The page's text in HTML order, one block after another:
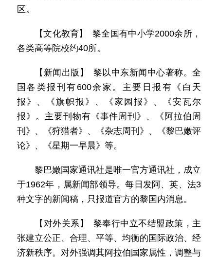
区。
【文化教育】 黎全国有中小学2000余所，
各类高等院校约40所。
【新闻出版】 黎以中东新闻中心著称。全
国各类报刊有600余家。主要日报有《白天
报》、《旗帜报》、《家园报》、《安瓦尔
报》。主要刊物有《事件周刊》、《阿拉伯周
刊》、《狩猎者》、《杂志周刊》、《黎巴嫩评
论》、《星期一早晨》等。
黎巴嫩国家通讯社是唯一官方通讯社，成立
于1962年，属新闻部领导。每日发阿、英、法3
种文字的新闻稿，只报道官方的黎国内消息。
【对外关系】 黎奉行中立不结盟政策，主
张建立公正、合理、平等、均衡的国际政治、经
济新秩序。对外强调其阿拉伯国家属性，调整与